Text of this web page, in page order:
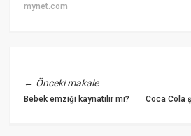
mynet.com
← Önceki makale
Bebek emziği kaynatılır mı? Coca Cola